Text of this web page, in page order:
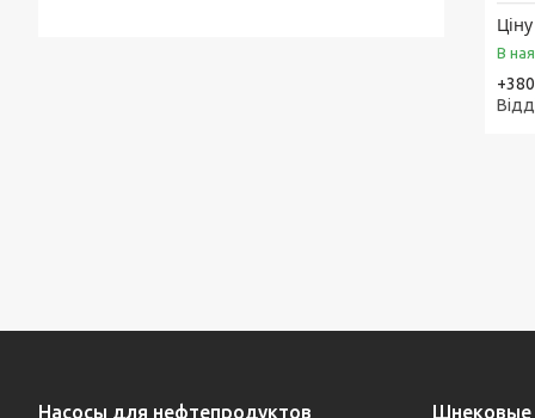
В
Насосы для нефтепродуктов
Шнековые